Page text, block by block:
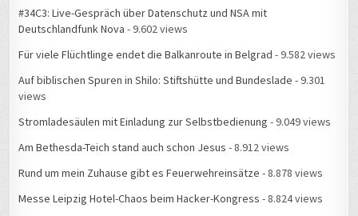
#34C3: Live-Gespräch über Datenschutz und NSA mit
Deutschlandfunk Nova - 9.602 views
Für viele Flüchtlinge endet die Balkanroute in Belgrad - 9.582 views
Auf biblischen Spuren in Shilo: Stiftshütte und Bundeslade - 9.301
views
Stromladesäulen mit Einladung zur Selbstbedienung - 9.049 views
Am Bethesda-Teich stand auch schon Jesus - 8.912 views
Rund um mein Zuhause gibt es Feuerwehreinsätze - 8.878 views
Messe Leipzig Hotel-Chaos beim Hacker-Kongress - 8.824 views